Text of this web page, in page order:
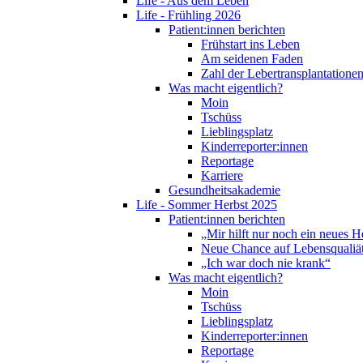
Life - Frühling 2026
Patient:innen berichten
Frühstart ins Leben
Am seidenen Faden
Zahl der
Was macht eigentlich?
Moin
Tschüss
Lieblingsplatz
Kinderreporter:innen
Reportage
Karriere
Gesundheitsakademie
Life - Sommer Herbst 2025
Patient:innen berichten
„Mir hilft nur noch ein neues
Neue Chance auf
„Ich war doch nie krank“
Was macht eigentlich?
Moin
Tschüss
Lieblingsplatz
Kinderreporter:innen
Reportage